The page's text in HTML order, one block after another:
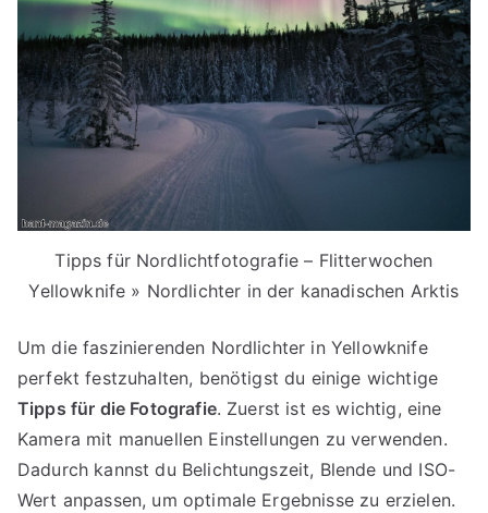
Tipps für Nordlichtfotografie – Flitterwochen
Yellowknife » Nordlichter in der kanadischen Arktis
Um die faszinierenden Nordlichter in Yellowknife
perfekt festzuhalten, benötigst du einige wichtige
Tipps für die Fotografie. Zuerst ist es wichtig, eine
Kamera mit manuellen Einstellungen zu verwenden.
Dadurch kannst du Belichtungszeit, Blende und ISO-
Wert anpassen, um optimale Ergebnisse zu erzielen.